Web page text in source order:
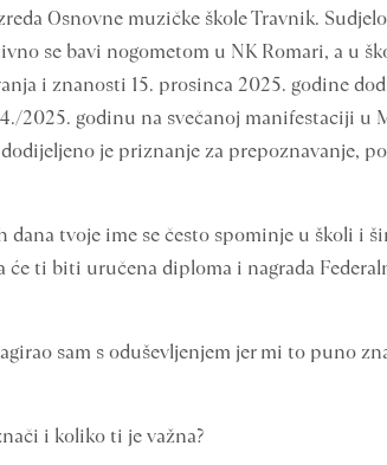
Osnovne muzičke škole Travnik.
se bavi nogometom u NK Romari, a u
i znanosti 15. prosinca 2025. godine
2025. godinu na svečanoj manifestaciji u
je priznanje za prepoznavanje,
tvoje ime se često spominje u školi i
će ti biti uručena diploma i nagrada
sam s oduševljenjem jer mi to puno
i koliko ti je važna?